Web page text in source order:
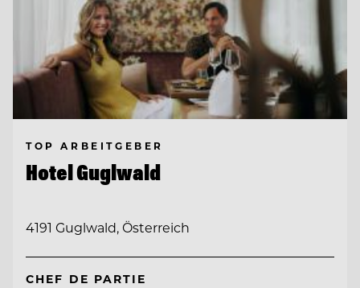
TOP ARBEITGEBER
Hotel Guglwald
4191 Guglwald, Österreich
CHEF DE PARTIE